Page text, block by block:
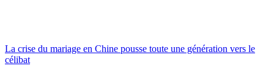
La crise du mariage en Chine pousse toute une génération vers le
célibat